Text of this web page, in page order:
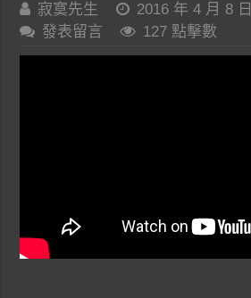
寂寞先生 2016 年 4 月 8 日
發表留言
127 點擊數